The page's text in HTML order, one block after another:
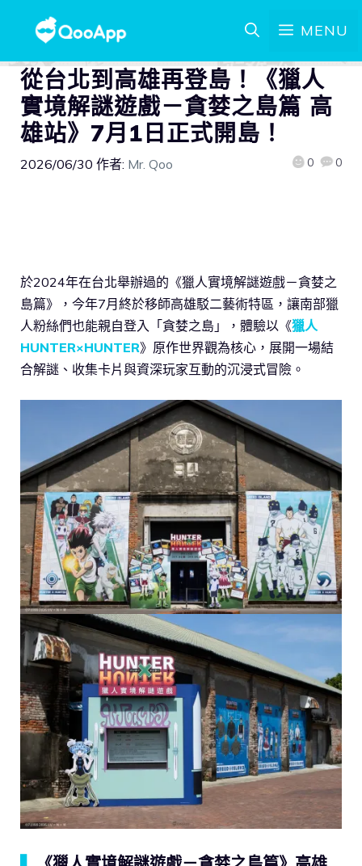
MENU
從台北到高雄再登島！《獵人
實境解謎遊戲－貪婪之島篇 高
雄站》7月1日正式開島！
2026/06/30 作者: Mr. Qoo 0 0
於2024年在台北舉辦過的《獵人實境解謎遊戲－貪婪之
島篇》，今年7月終於移師高雄駁二藝術特區，讓南部獵
人粉絲們也能親自登入「貪婪之島」，體驗以《獵人
HUNTER×HUNTER》原作世界觀為核心，展開一場結
合解謎、收集卡片與資深玩家互動的沉浸式冒險。